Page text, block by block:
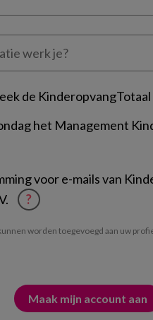
de
het Management
voor e-mails van
?
worden toegevoegd aan uw